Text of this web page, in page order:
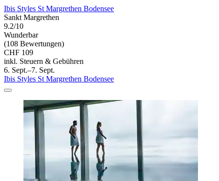
Ibis Styles St Margrethen Bodensee
Sankt Margrethen
9.2/10
Wunderbar
(108 Bewertungen)
CHF 109
inkl. Steuern & Gebühren
6. Sept.–7. Sept.
Ibis Styles St Margrethen Bodensee